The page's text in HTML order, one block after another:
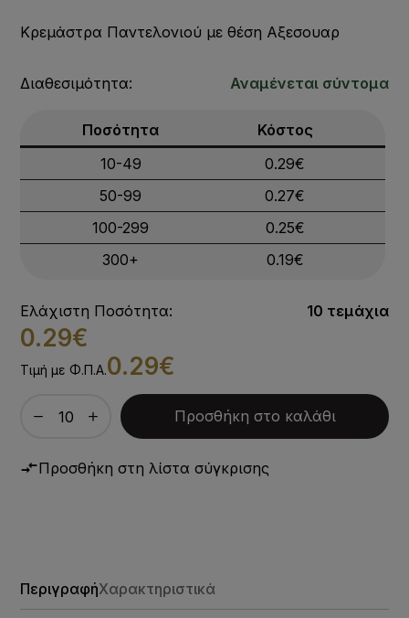
Κρεμάστρα Παντελονιού με θέση Αξεσουαρ
Διαθεσιμότητα: Αναμένεται σύντομα
Ποσότητα
Κόστος
10-49
0.29€
50-99
0.27€
100-299
0.25€
300+
0.19€
Ελάχιστη Ποσότητα: 10 τεμάχια
0.29€
Τιμή με Φ.Π.Α.0.29€
Προσθήκη στο καλάθι
Προσθήκη στη λίστα σύγκρισης
ΠεριγραφήΧαρακτηριστικά